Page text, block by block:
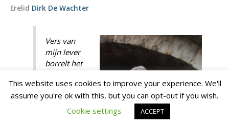
Erelid Dirk De Wachter
Vers van
mijn lever
borrelt het
deze
initiatieven
wezenlijk
This website uses cookies to improve your experience. We'll
assume you're ok with this, but you can opt-out if you wish.
Cookie settings
ACCEPT